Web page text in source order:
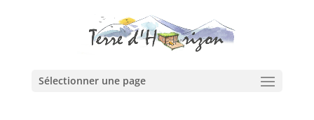
Sélectionner une page